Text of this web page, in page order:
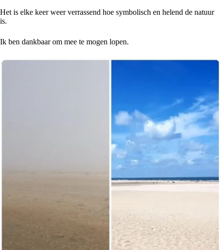
Het is elke keer weer verrassend hoe symbolisch en helend de natuur
is.
Ik ben dankbaar om mee te mogen lopen.